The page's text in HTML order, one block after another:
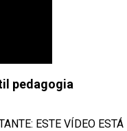
pedagogia
ESTE VÍDEO ESTÁ